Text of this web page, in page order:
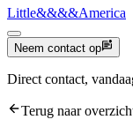
Little&&&&America
Neem contact op
Direct contact,
Terug naar